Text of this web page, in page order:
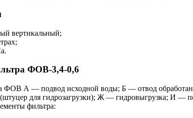
вертикальный;
ФОВ-3,4-0,6
А — подвод исходной воды; Б — отвод
для гидрозагрузки); Ж — гидровыгрузка; И
фильтра: